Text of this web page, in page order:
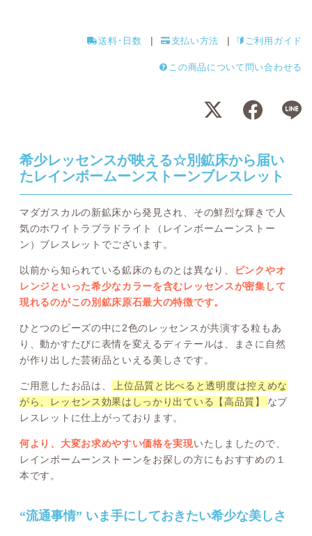
送料･日数 支払い方法 ご利用ガイド
この商品について問い合わせる
希少レッセンスが映える☆別鉱床から届い
たレインボームーンストーンブレスレット
マダガスカルの新鉱床から発見され、その鮮烈な輝きで人
気のホワイトラブラドライト（レインボームーンストー
ン）ブレスレットでございます。
以前から知られている鉱床のものとは異なり、
ピンクやオ
レンジといった希少なカラーを含むレッセンスが密集して
現れるのがこの別鉱床原石最大の特徴です。
ひとつのビーズの中に2色のレッセンスが共演する粒もあ
り、動かすたびに表情を変えるディテールは、まさに自然
が作り出した芸術品といえる美しさです。
ご用意したお品は、
上位品質と比べると透明度は控えめな
がら、レッセンス効果はしっかり出ている【高品質】
なブ
レスレットに仕上がっております。
何より、大変お求めやすい価格を実現いたしましたので、
レインボームーンストーンをお探しの方にもおすすめの１
本です。
“流通事情” いま手にしておきたい希少な美しさ